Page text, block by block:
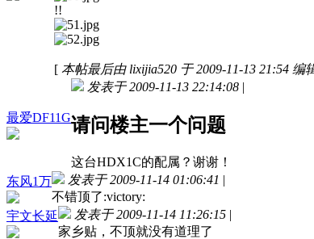
!!
[ 本帖最后由 lixijia520 于 2009-11-13 21:54 编
最爱DF11G
发表于 2009-11-13 22:14:08 |
请问楼主一个问题
这台HDX1C的配属？谢谢！
东风1万
发表于 2009-11-14 01:06:41 |
不错顶了:victory:
宇文长延
发表于 2009-11-14 11:26:15 |
家乡贴，不顶就没有道理了